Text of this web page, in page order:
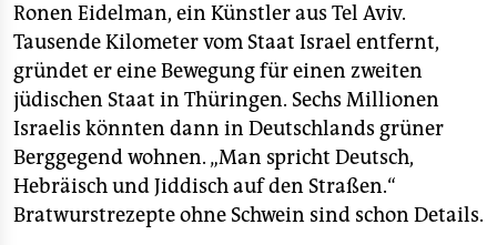
veranstaltungen
shop
fragen & hilfe
unterstützen
abo
Ronen Eidelman, ein Künstler aus Tel Aviv.
Tausende Kilometer vom Staat Israel entfernt,
gründet er eine Bewegung für einen zweiten
jüdischen Staat in Thüringen. Sechs Millionen
Israelis könnten dann in Deutschlands grüner
Berggegend wohnen. „Man spricht Deutsch,
Hebräisch und Jiddisch auf den Straßen.“
Bratwurstrezepte ohne Schwein sind schon Details.